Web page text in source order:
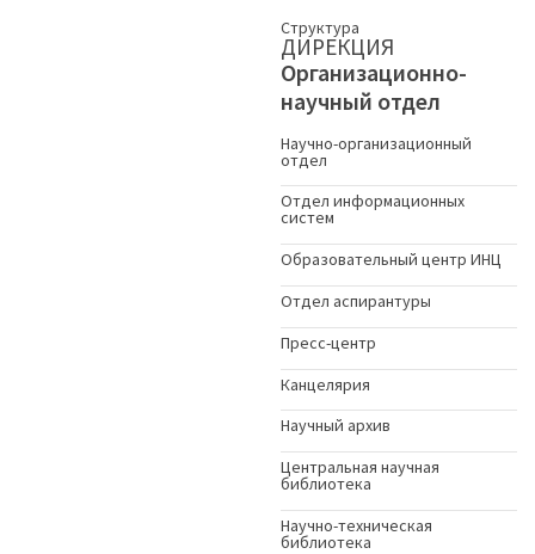
Структура
ДИРЕКЦИЯ
Организационно-
научный отдел
Научно-организационный
отдел
Отдел информационных
систем
Образовательный центр ИНЦ
Отдел аспирантуры
Пресс-центр
Канцелярия
Научный архив
Центральная научная
библиотека
Научно-техническая
библиотека